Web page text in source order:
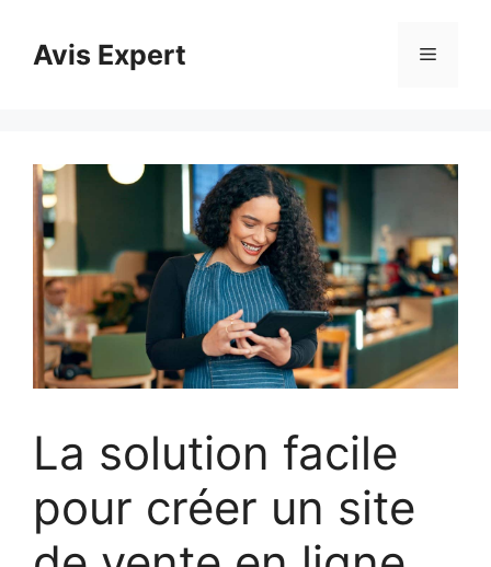
contenuAvis Expert Menu
La solution facile
pour créer un site